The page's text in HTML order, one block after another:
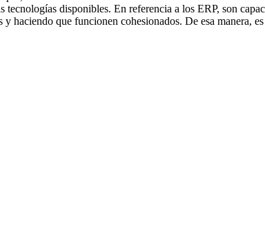
disponibles. En referencia a los ERP, son
haciendo que funcionen cohesionados. De esa manera,